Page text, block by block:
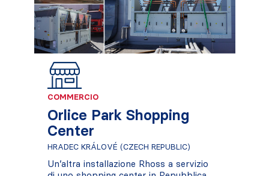
COMMERCIO
Orlice Park Shopping
Center
HRADEC KRÁLOVÉ (CZECH REPUBLIC)
Un’altra installazione Rhoss a servizio